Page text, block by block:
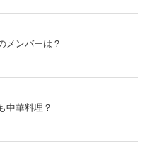
メンバーは？
中華料理？